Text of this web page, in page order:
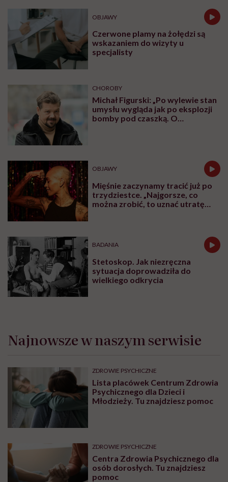
OBJAWY
Czerwone plamy na żołędzi są
wskazaniem do wizyty u
specjalisty
CHOROBY
Michał Figurski: „Po wylewie stan
umysłu wygląda jak po eksplozji
bomby pod czaszką. O
OBJAWY
Mięśnie zaczynamy tracić już po
trzydziestce. „Najgorsze, co
można zrobić, to uznać utratę
BADANIA
Stetoskop. Jak niezręczna
sytuacja doprowadziła do
wielkiego odkrycia
Najnowsze w naszym serwisie
ZDROWIE PSYCHICZNE
Lista placówek Centrum Zdrowia
Psychicznego dla Dzieci i
Młodzieży. Tu znajdziesz pomoc
ZDROWIE PSYCHICZNE
Centra Zdrowia Psychicznego dla
osób dorosłych. Tu znajdziesz
pomoc